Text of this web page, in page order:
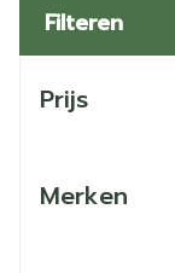
Filteren
Prijs
Merken